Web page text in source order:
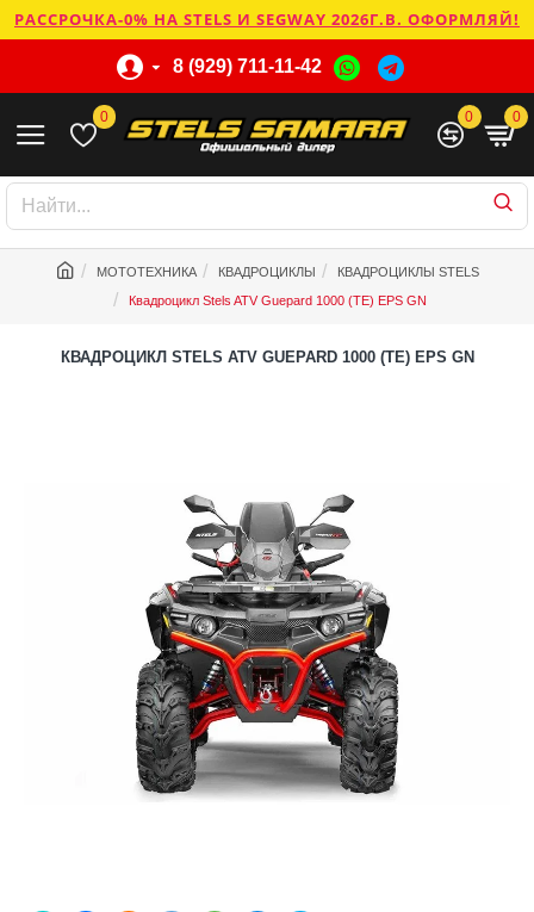
РАССРОЧКА-0% НА STELS И SEGWAY 2026Г.В. ОФОРМЛЯЙ!
8 (929) 711-11-42
0 0 0
МОТОТЕХНИКА КВАДРОЦИКЛЫ
КВАДРОЦИКЛЫ STELS
Квадроцикл Stels ATV Guepard 1000 (TE) EPS GN
КВАДРОЦИКЛ STELS ATV GUEPARD 1000 (TE) EPS GN